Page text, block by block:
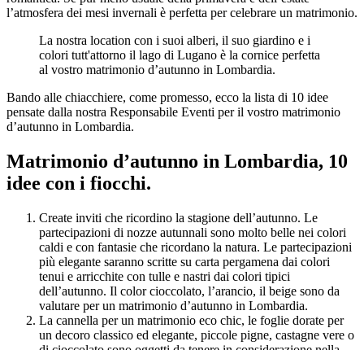
l’atmosfera dei mesi invernali è perfetta per celebrare un matrimonio.
La nostra location con i suoi alberi, il suo giardino e i
colori tutt'attorno il lago di Lugano è la cornice perfetta
al vostro matrimonio d’autunno in Lombardia.
Bando alle chiacchiere, come promesso, ecco la lista di 10 idee
pensate dalla nostra Responsabile Eventi per il vostro matrimonio
d’autunno in Lombardia.
Matrimonio d’autunno in Lombardia, 10
idee con i fiocchi.
Create inviti che ricordino la stagione dell’autunno. Le
partecipazioni di nozze autunnali sono molto belle nei colori
caldi e con fantasie che ricordano la natura. Le partecipazioni
più elegante saranno scritte su carta pergamena dai colori
tenui e arricchite con tulle e nastri dai colori tipici
dell’autunno. Il color cioccolato, l’arancio, il beige sono da
valutare per un matrimonio d’autunno in Lombardia.
La cannella per un matrimonio eco chic, le foglie dorate per
un decoro classico ed elegante, piccole pigne, castagne vere o